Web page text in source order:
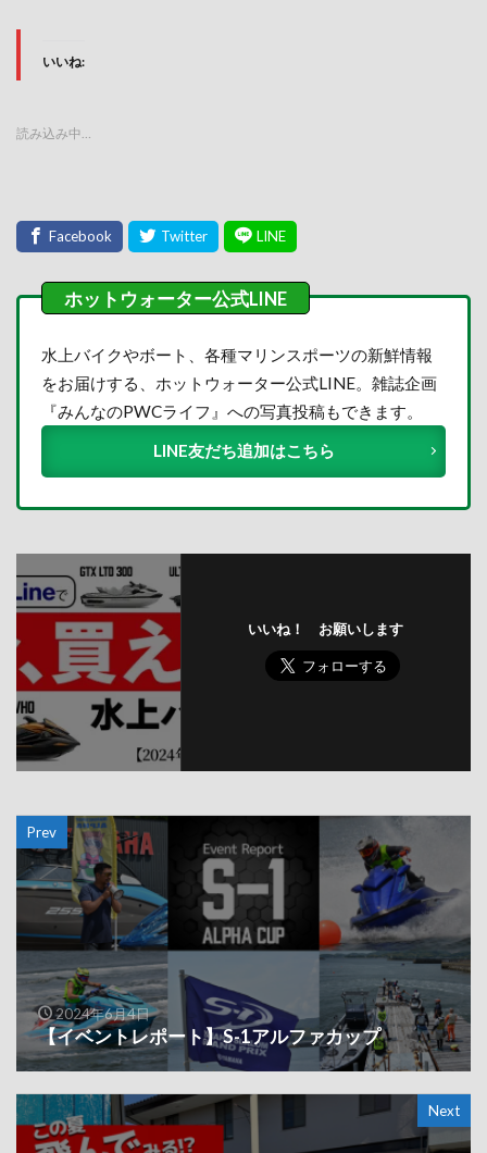
いいね:
読み込み中…
水上バイクやボート、各種マリンスポーツの新鮮情報
をお届けする、ホットウォーター公式LINE。雑誌企画
『みんなのPWCライフ』への写真投稿もできます。
LINE友だち追加はこちら
いいね！ お願いします
Prev
2024年6月4日
【イベントレポート】S-1アルファカップ
Next